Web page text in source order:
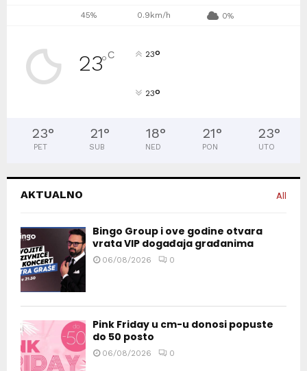
45% 0.9km/h 0%
23°C 23°
23°
23°
PET
21°
SUB
18°
NED
21°
PON
23°
UTO
AKTUALNO All
Bingo Group i ove godine otvara
vrata VIP događaja građanima
06/08/2026 0
Pink Friday u cm-u donosi popuste
do 50 posto
06/08/2026 0